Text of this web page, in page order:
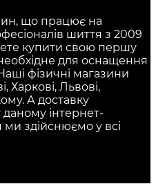
що працює на
шиття з 2009
купити свою першу
для оснащення
фізичні магазини
Харкові, Львові,
А доставку
інтернет-
здійснюємо у всі